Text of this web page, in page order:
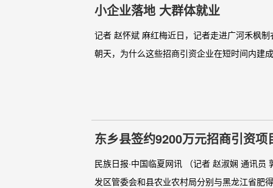
小企业落地 大群体就业
记者 赵怀斌 麻红梅近日，记者走进广河禾枫
朝天，为什么这些招商引资企业在短时间内建
东乡县签约9200万元招商引资项
民族日报·中国临夏网讯 （记者 赵淑娴 通讯
发区管委会和县农业农村局分别与黑龙江省肥